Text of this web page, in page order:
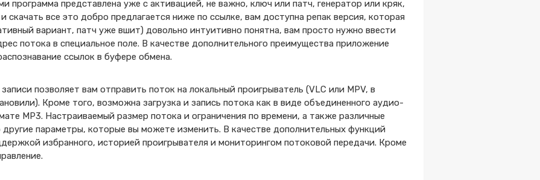
программа представлена уже с активацией, не важно, ключ или патч, генератор или кряк,
скачать все это добро предлагается ниже по ссылке, вам доступна репак версия, которая
вариант, патч уже вшит) довольно интуитивно понятна, вам просто нужно ввести
потока в специальное поле. В качестве дополнительного преимущества приложение
ссылок в буфере обмена.
позволяет вам отправить поток на локальный проигрыватель (VLC или MPV, в
Кроме того, возможна загрузка и запись потока как в виде объединенного аудио-
MP3. Настраиваемый размер потока и ограничения по времени, а также различные
параметры, которые вы можете изменить. В качестве дополнительных функций
избранного, историей проигрывателя и мониторингом потоковой передачи. Кроме